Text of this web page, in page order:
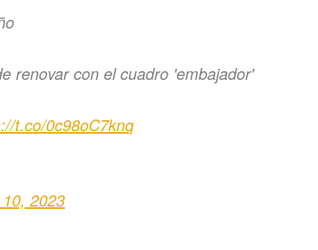
renovar con el cuadro 'embajador'
t.co/0c98oC7knq
2023